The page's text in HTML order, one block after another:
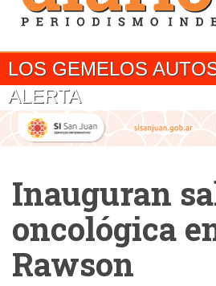
LOS GEMELOS
ALERTA
Inauguran
oncológica
Rawson